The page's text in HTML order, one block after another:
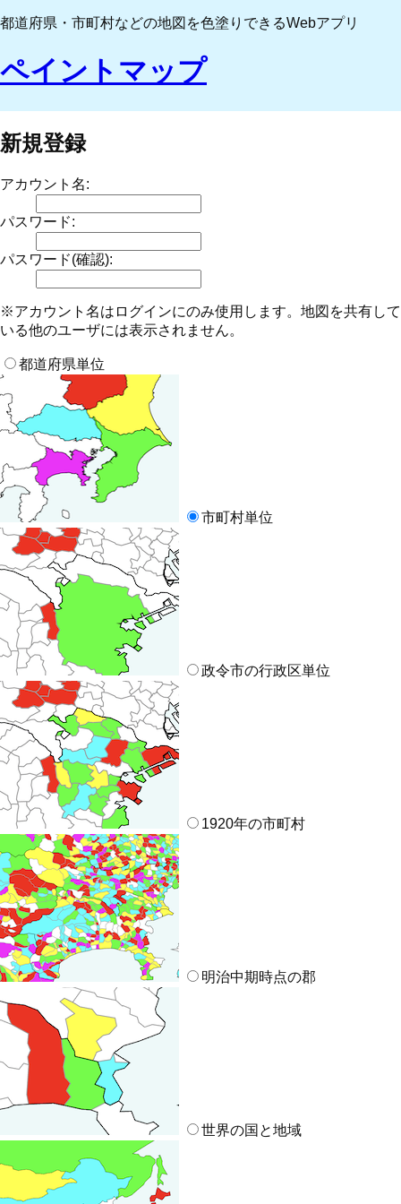
都道府県・市町村などの地図を色塗りできるWebアプリ
ペイントマップ
新規登録
アカウント名:
パスワード:
パスワード(確認):
※アカウント名はログインにのみ使用します。地図を共有して
いる他のユーザには表示されません。
都道府県単位
市町村単位
政令市の行政区単位
1920年の市町村
明治中期時点の郡
世界の国と地域